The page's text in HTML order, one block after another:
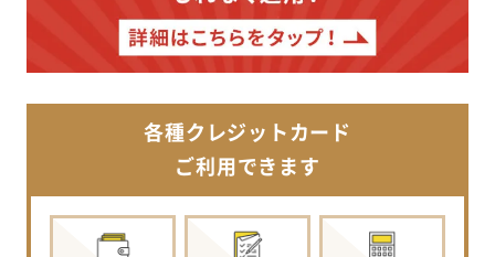
各種クレジットカード
ご利用できます